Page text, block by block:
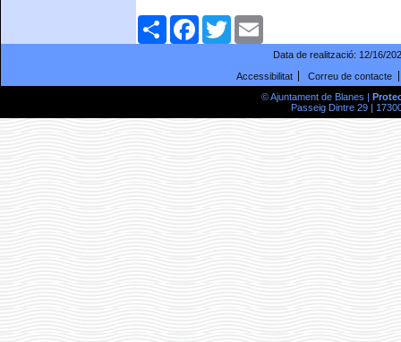
ComparteixFacebookTwitter
Data de realització: 12/16/
Accessibilitat
Correu de contacte
© Ajuntament de Blanes |
Passeig Dintre 29 |